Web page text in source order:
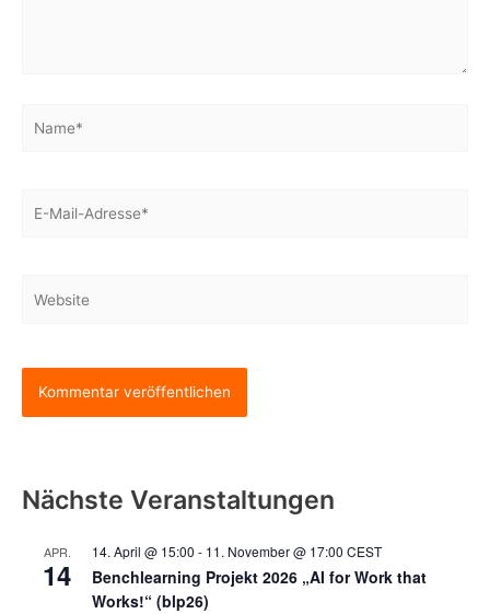
Mail-
Nächste Veranstaltungen
APR.
14
14. April @ 15:00 - 11. November @ 17:00 CEST
Benchlearning Projekt 2026 „AI for Work that
Works!“ (blp26)